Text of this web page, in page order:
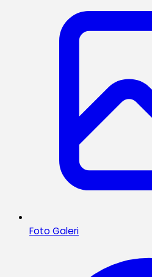
Foto Galeri